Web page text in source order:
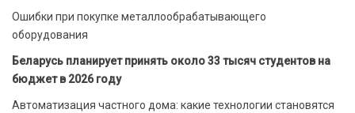
Ошибки при покупке металлообрабатывающего
оборудования
Беларусь планирует принять около 33 тысяч студентов на
бюджет в 2026 году
Автоматизация частного дома: какие технологии становятся